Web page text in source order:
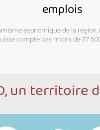
NOTRE CARTE
emplois
économique de la
compte pas moins de 37
un territoire